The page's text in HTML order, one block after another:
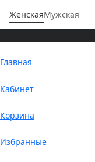
ЖенскаяМужская
Главная
Кабинет
Корзина
Избранные